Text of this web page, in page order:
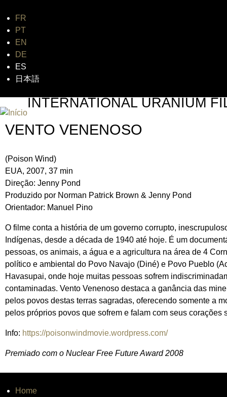
FR
PT
EN
DE
ES
日本語
INTERNATIONAL URANIUM
VENTO VENENOSO
(Poison Wind)
EUA, 2007, 37 min
Direção: Jenny Pond
Produzido por Norman Patrick Brown & Jenny Pond
Orientador: Manuel Pino
O filme conta a história de um governo corrupto,
Indígenas, desde a década de 1940 até hoje. É um
pessoas, os animais, a água e a agricultura na área de 4
político e ambiental do Povo Navajo (Diné) e Povo Pueblo
Havasupai, onde hoje muitas pessoas sofrem
contaminadas. Vento Venenoso destaca a ganância das
pelos povos destas terras sagradas, oferecendo somente a
pelos próprios povos que sofrem e falam com seus
Info: https://poisonwindmovie.wordpress.com/
Premiado com o Nuclear Free Future Award 2008
Home